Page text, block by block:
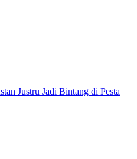
Justru Jadi Bintang di Pesta